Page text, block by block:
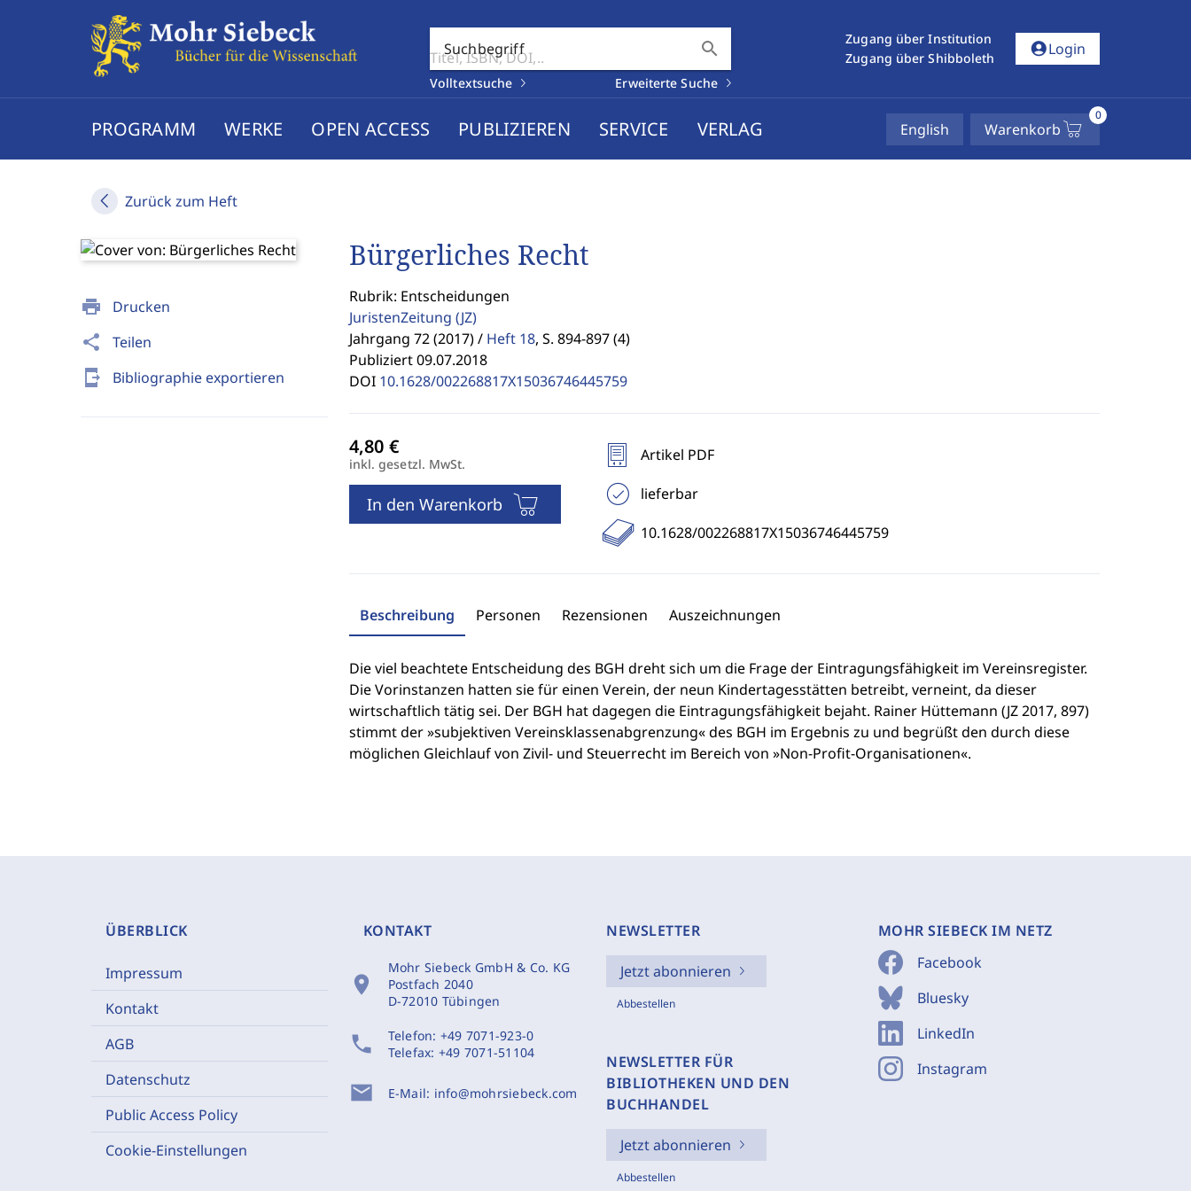
Suchbegriff search
Volltextsuche Erweiterte Suche
Zugang über Institution
Zugang über Shibboleth
account_circleLogin
PROGRAMM WERKE OPEN ACCESS PUBLIZIEREN SERVICE VERLAG English Warenkorb
0
Zurück zum Heft
print Drucken
share Teilen
send_to_mobile Bibliographie exportieren
Bürgerliches Recht
Rubrik: Entscheidungen
JuristenZeitung (JZ)
Jahrgang 72 (2017) / Heft 18, S. 894-897 (4)
Publiziert 09.07.2018
DOI 10.1628/002268817X15036746445759
inkl. gesetzl. MwSt.
In den Warenkorb
Artikel PDF
lieferbar
10.1628/002268817X15036746445759
Beschreibung Personen Rezensionen Auszeichnungen
Die viel beachtete Entscheidung des BGH dreht sich um die Frage der Eintragungsfähigkeit im Vereinsregister.
Die Vorinstanzen hatten sie für einen Verein, der neun Kindertagesstätten betreibt, verneint, da dieser
wirtschaftlich tätig sei. Der BGH hat dagegen die Eintragungsfähigkeit bejaht. Rainer Hüttemann (JZ 2017, 897)
stimmt der »subjektiven Vereinsklassenabgrenzung« des BGH im Ergebnis zu und begrüßt den durch diese
möglichen Gleichlauf von Zivil- und Steuerrecht im Bereich von »Non-Profit-Organisationen«.
ÜBERBLICK
Impressum
Kontakt
AGB
Datenschutz
Public Access Policy
Cookie-Einstellungen
KONTAKT
location_on
Mohr Siebeck GmbH & Co. KG
Postfach 2040
D-72010 Tübingen
phone Telefon: +49 7071-923-0
Telefax: +49 7071-51104
mail E-Mail: info@mohrsiebeck.com
NEWSLETTER
Jetzt abonnieren
Abbestellen
NEWSLETTER FÜR
BIBLIOTHEKEN UND DEN
BUCHHANDEL
Jetzt abonnieren
Abbestellen
MOHR SIEBECK IM NETZ
Facebook
Bluesky
LinkedIn
Instagram